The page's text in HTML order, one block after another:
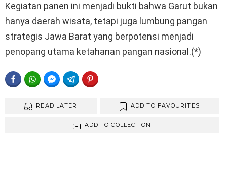
Kegiatan panen ini menjadi bukti bahwa Garut bukan
hanya daerah wisata, tetapi juga lumbung pangan
strategis Jawa Barat yang berpotensi menjadi
penopang utama ketahanan pangan nasional.(*)
FACEBOOKWHATSAPPFACEBOOK MESSENGER
TELEGRAM
READ LATER ADD TO FAVOURITES
ADD TO COLLECTION